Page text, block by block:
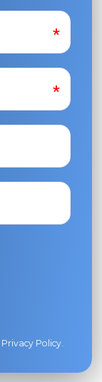
Privacy Policy.